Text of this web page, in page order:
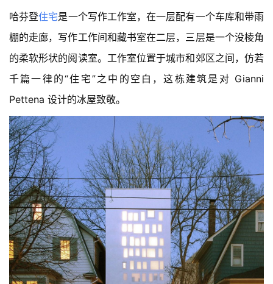
哈芬登住宅是一个写作工作室，在一层配有一个车库和带雨
棚的走廊，写作工作间和藏书室在二层，三层是一个没棱角
的柔软形状的阅读室。工作室位置于城市和郊区之间，仿若
千篇一律的“住宅”之中的空白，这栋建筑是对 Gianni
Pettena 设计的冰屋致敬。